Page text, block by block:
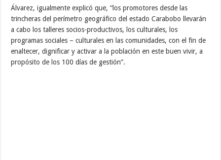
Álvarez, igualmente explicó que, “los promotores desde las
trincheras del perímetro geográfico del estado Carabobo llevarán
a cabo los talleres socios-productivos, los culturales, los
programas sociales – culturales en las comunidades, con el fin de
enaltecer, dignificar y activar a la población en este buen vivir, a
propósito de los 100 días de gestión”.